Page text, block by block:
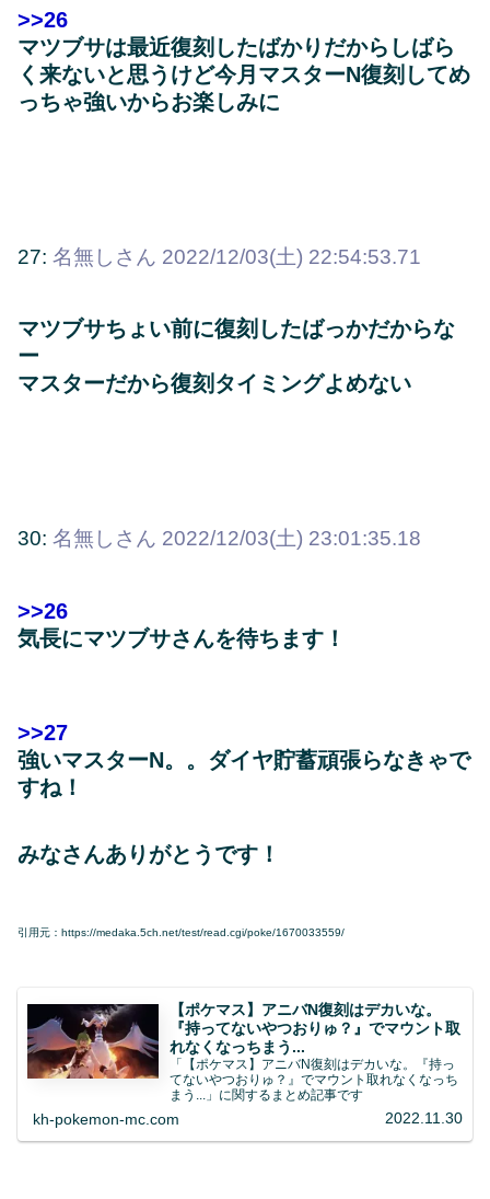
>>26
マツブサは最近復刻したばかりだからしばら
く来ないと思うけど今月マスターN復刻してめ
っちゃ強いからお楽しみに
27: 名無しさん 2022/12/03(土) 22:54:53.71
マツブサちょい前に復刻したばっかだからな
ー
マスターだから復刻タイミングよめない
30: 名無しさん 2022/12/03(土) 23:01:35.18
>>26
気長にマツブサさんを待ちます！
>>27
強いマスターN。。ダイヤ貯蓄頑張らなきゃで
すね！
みなさんありがとうです！
引用元：https://medaka.5ch.net/test/read.cgi/poke/1670033559/
【ポケマス】アニバN復刻はデカいな。
『持ってないやつおりゅ？』でマウント取
れなくなっちまう...
「【ポケマス】アニバN復刻はデカいな。『持っ
てないやつおりゅ？』でマウント取れなくなっち
まう...」に関するまとめ記事です
kh-pokemon-mc.com 2022.11.30